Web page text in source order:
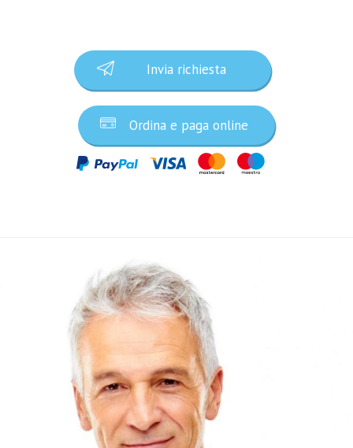
Invia richiesta
Ordina e paga online